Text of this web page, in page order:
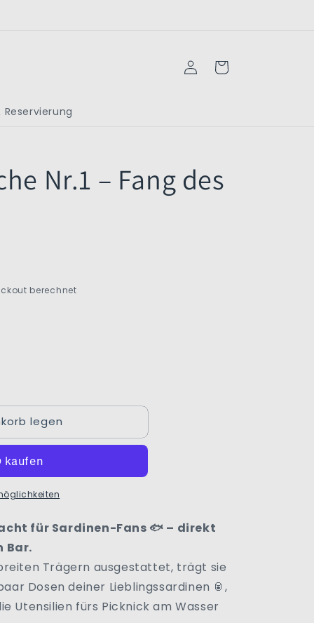
EinloggenWarenkorb
Nr.1 – Fang des
berechnet
legen
für Sardinen-Fans 🐟 – direkt
Bar.
Trägern ausgestattet, trägt sie
Dosen deiner Lieblingssardinen 🥫,
Utensilien fürs Picknick am Wasser